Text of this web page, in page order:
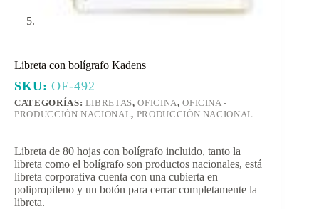
Libreta con bolígrafo Kadens
SKU:OF-492
CATEGORÍAS: LIBRETAS,OFICINA,OFICINA -
PRODUCCIÓN NACIONAL, PRODUCCIÓN NACIONAL
Libreta de 80 hojas con bolígrafo incluido, tanto la
libreta como el bolígrafo son productos nacionales, está
libreta corporativa cuenta con una cubierta en
polipropileno y un botón para cerrar completamente la
libreta.